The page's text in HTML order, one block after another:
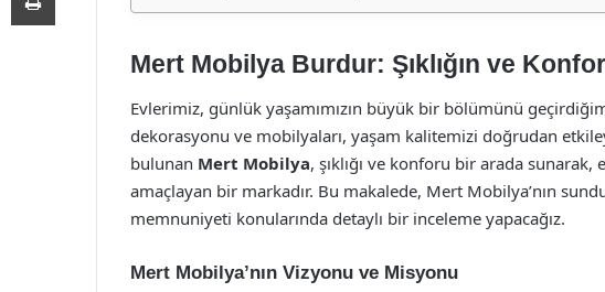
Mert Mobilya Burdur: Şıklığın ve
Evlerimiz, günlük yaşamımızın büyük bir bölümünü
dekorasyonu ve mobilyaları, yaşam kalitemizi doğrudan
bulunan Mert Mobilya, şıklığı ve konforu bir arada
amaçlayan bir markadır. Bu makalede, Mert Mobilya’nın
memnuniyeti konularında detaylı bir inceleme yapacağız.
Mert Mobilya’nın Vizyonu ve Misyonu